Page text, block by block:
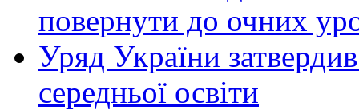
повернути до очних
Уряд України
середньої освіти